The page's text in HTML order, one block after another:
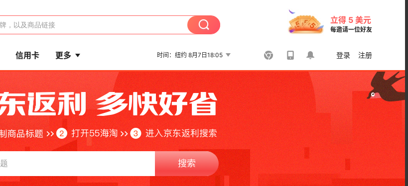
立得 5 美元
每邀请一位好友
信用卡 更多 时间： 纽约 8月7日18:05 登录 注册
搜索